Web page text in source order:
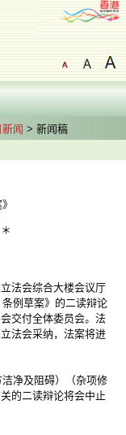
闻 > 新闻稿
法会综合大楼会议厅
例草案》的二读辩论
交付全体委员会。法
法会采纳，法案将进
净及阻碍）（杂项修
的二读辩论将会中止